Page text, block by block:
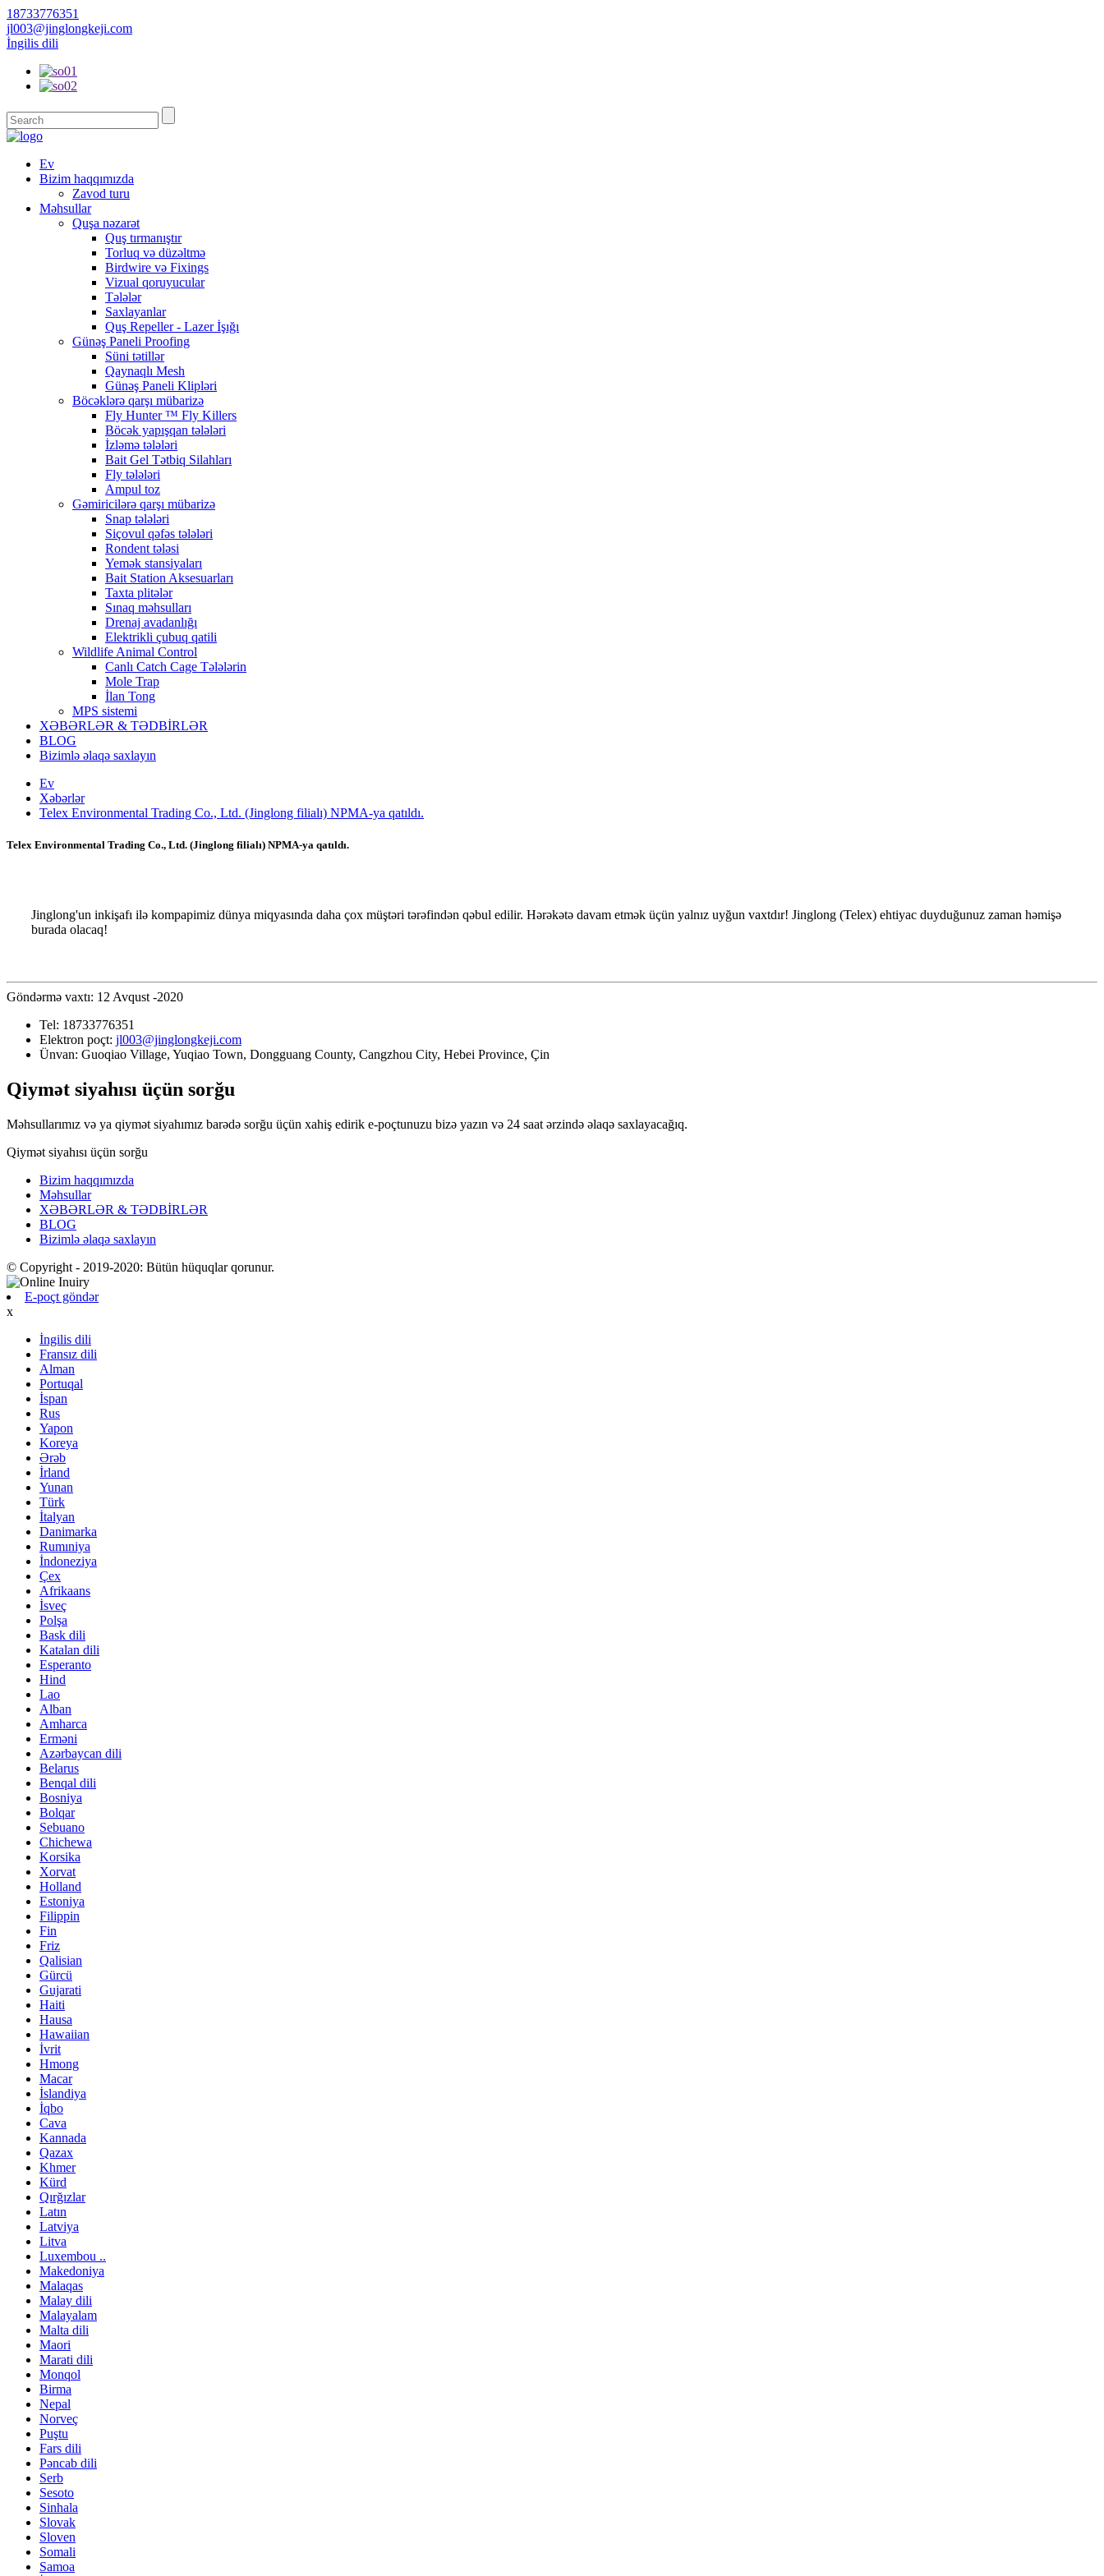
18733776351
jl003@jinglongkeji.com
İngilis dili
Ev
Bizim haqqımızda
Zavod turu
Məhsullar
Quşa nəzarət
Quş tırmanıştır
Torluq və düzəltmə
Birdwire və Fixings
Vizual qoruyucular
Tələlər
Saxlayanlar
Quş Repeller - Lazer İşığı
Günəş Paneli Proofing
Süni tətillər
Qaynaqlı Mesh
Günəş Paneli Klipləri
Böcəklərə qarşı mübarizə
Fly Hunter ™ Fly Killers
Böcək yapışqan tələləri
İzləmə tələləri
Bait Gel Tətbiq Silahları
Fly tələləri
Ampul toz
Gəmiricilərə qarşı mübarizə
Snap tələləri
Siçovul qəfəs tələləri
Rondent tələsi
Yemək stansiyaları
Bait Station Aksesuarları
Taxta plitələr
Sınaq məhsulları
Drenaj avadanlığı
Elektrikli çubuq qatili
Wildlife Animal Control
Canlı Catch Cage Tələlərin
Mole Trap
İlan Tong
MPS sistemi
XƏBƏRLƏR & TƏDBİRLƏR
BLOG
Bizimlə əlaqə saxlayın
Ev
Xəbərlər
Telex Environmental Trading Co., Ltd. (Jinglong filialı) NPMA-ya qatıldı.
Telex Environmental Trading Co., Ltd. (Jinglong filialı) NPMA-ya qatıldı.
Jinglong'un inkişafı ilə kompapimiz dünya miqyasında daha çox müştəri tərəfindən qəbul edilir. Hərəkətə davam etmək üçün yalnız uyğun vaxtdır! Jinglong (Telex) ehtiyac duyduğunuz zaman həmişə
burada olacaq!
Göndərmə vaxtı: 12 Avqust -2020
Tel: 18733776351
Elektron poçt: jl003@jinglongkeji.com
Ünvan: Guoqiao Village, Yuqiao Town, Dongguang County, Cangzhou City, Hebei Province, Çin
Qiymət siyahısı üçün sorğu
Məhsullarımız və ya qiymət siyahımız barədə sorğu üçün xahiş edirik e-poçtunuzu bizə yazın və 24 saat ərzində əlaqə saxlayacağıq.
Qiymət siyahısı üçün sorğu
Bizim haqqımızda
Məhsullar
XƏBƏRLƏR & TƏDBİRLƏR
BLOG
Bizimlə əlaqə saxlayın
© Copyright - 2019-2020: Bütün hüquqlar qorunur.
E-poçt göndər
x
İngilis dili
Fransız dili
Alman
Portuqal
İspan
Rus
Yapon
Koreya
Ərəb
İrland
Yunan
Türk
İtalyan
Danimarka
Rumıniya
İndoneziya
Çex
Afrikaans
İsveç
Polşa
Bask dili
Katalan dili
Esperanto
Hind
Lao
Alban
Amharca
Erməni
Azərbaycan dili
Belarus
Benqal dili
Bosniya
Bolqar
Sebuano
Chichewa
Korsika
Xorvat
Holland
Estoniya
Filippin
Fin
Friz
Qalisian
Gürcü
Gujarati
Haiti
Hausa
Hawaiian
İvrit
Hmong
Macar
İslandiya
İqbo
Cava
Kannada
Qazax
Khmer
Kürd
Qırğızlar
Latın
Latviya
Litva
Luxembou ..
Makedoniya
Malaqas
Malay dili
Malayalam
Malta dili
Maori
Marati dili
Monqol
Birma
Nepal
Norveç
Puştu
Fars dili
Pəncab dili
Serb
Sesoto
Sinhala
Slovak
Sloven
Somali
Samoa